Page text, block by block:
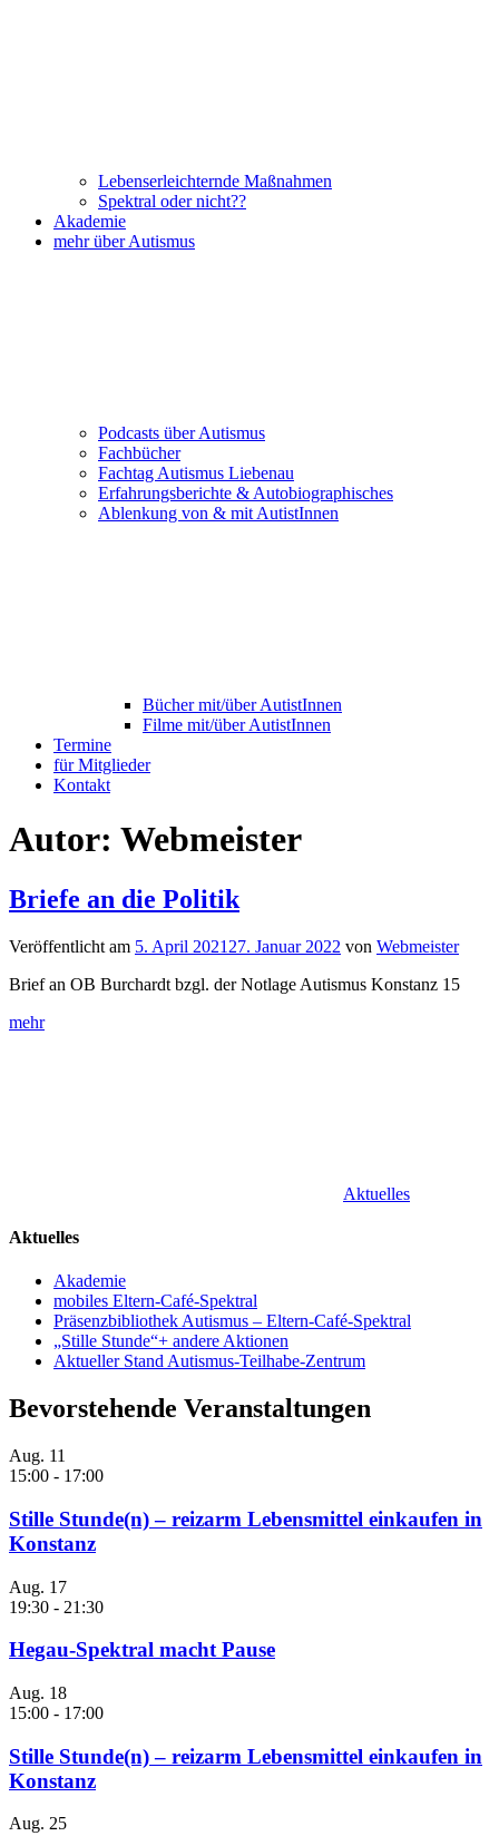
Lebenserleichternde Maßnahmen
Spektral oder nicht??
Akademie
mehr über Autismus
Podcasts über Autismus
Fachbücher
Fachtag Autismus Liebenau
Erfahrungsberichte & Autobiographisches
Ablenkung von & mit AutistInnen
Bücher mit/über AutistInnen
Filme mit/über AutistInnen
Termine
für Mitglieder
Kontakt
Autor: Webmeister
Briefe an die Politik
Veröffentlicht am 5. April 2021 27. Januar 2022 von Webmeister
Brief an OB Burchardt bzgl. der Notlage Autismus Konstanz 15
mehr
Aktuelles
Aktuelles
Akademie
mobiles Eltern-Café-Spektral
Präsenzbibliothek Autismus – Eltern-Café-Spektral
„Stille Stunde“+ andere Aktionen
Aktueller Stand Autismus-Teilhabe-Zentrum
Bevorstehende Veranstaltungen
Aug. 11
15:00 - 17:00
Stille Stunde(n) – reizarm Lebensmittel einkaufen in
Konstanz
Aug. 17
19:30 - 21:30
Hegau-Spektral macht Pause
Aug. 18
15:00 - 17:00
Stille Stunde(n) – reizarm Lebensmittel einkaufen in
Konstanz
Aug. 25